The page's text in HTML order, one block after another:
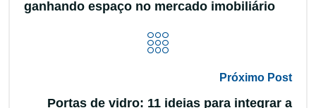
ganhando espaço no mercado imobiliário
Próximo Post
Portas de vidro: 11 ideias para integrar a